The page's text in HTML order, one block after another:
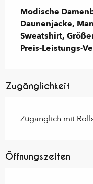
Modische
Daunenjacke,
Sweatshirt,
Preis-Leistungs-
Zugänglichkeit
Zugänglich mit
Öffnungszeiten